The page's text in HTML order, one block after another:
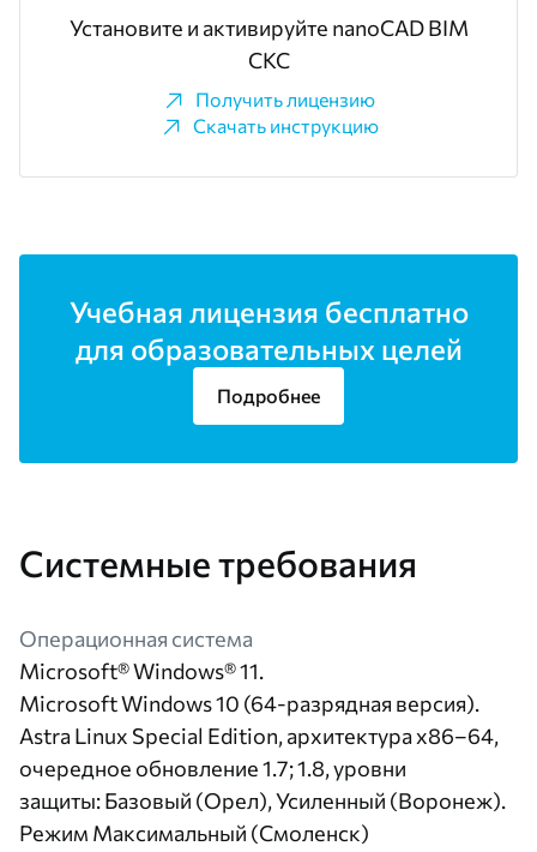
Установите и активируйте nanoCAD BIM
СКС
Получить лицензию
Скачать инструкцию
Учебная лицензия бесплатно
для образовательных целей
Подробнее
Системные требования
Операционная система
Microsoft® Windows® 11.
Microsoft Windows 10 (64-разрядная версия).
Astra Linux Special Edition, архитектура x86–64,
очередное обновление 1.7; 1.8, уровни
защиты: Базовый (Орел), Усиленный (Воронеж).
Режим Максимальный (Смоленск)